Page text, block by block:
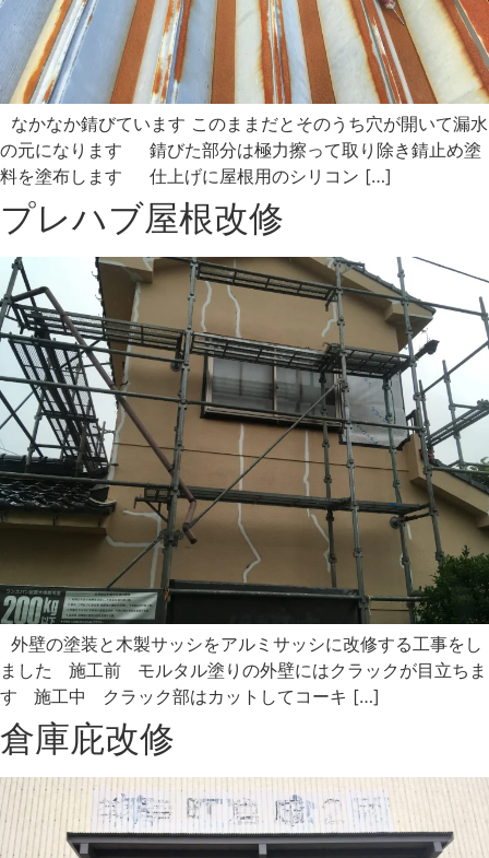
なかなか錆びています このままだとそのうち穴が開いて漏水
の元になります 錆びた部分は極力擦って取り除き錆止め塗
料を塗布します 仕上げに屋根用のシリコン […]
プレハブ屋根改修
外壁の塗装と木製サッシをアルミサッシに改修する工事をし
ました 施工前 モルタル塗りの外壁にはクラックが目立ちま
す 施工中 クラック部はカットしてコーキ […]
倉庫庇改修